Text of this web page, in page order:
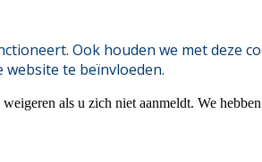
Ook houden we met deze
te beïnvloeden.
als u zich niet aanmeldt. We